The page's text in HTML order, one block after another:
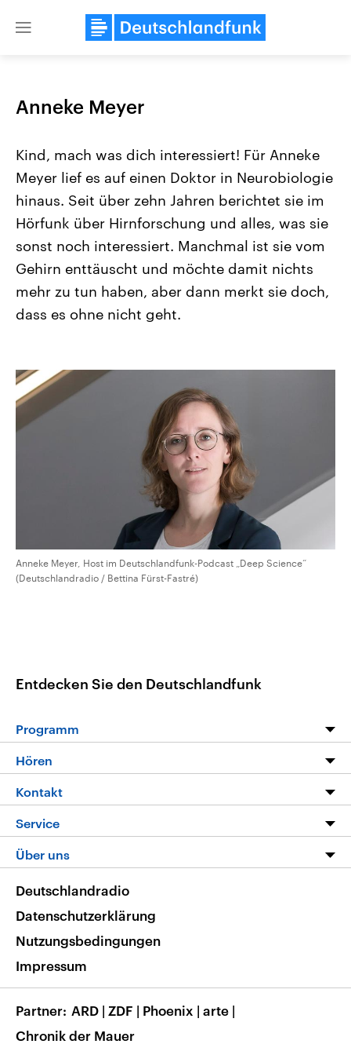
Close
Landtagswahl Sachsen-Anhalt
2026
Alle Informationen
Sachsen-Anhalt wählt am 6.
September 2026 einen neuen
Umfragen, Prognosen,
Wahlprogramme, aktuelle Berichte
und Hintergründe zu den Parteien
und Kandidaten der anstehenden
Wahl.
USA
Aktuelle Beiträge,
Hintergründe
Sendungen Programm Podcasts
Anneke Meyer
Kind, mach was dich interessiert! Für Anneke
Meyer lief es auf einen Doktor in Neurobiologie
hinaus. Seit über zehn Jahren berichtet sie im
Hörfunk über Hirnforschung und alles, was sie
sonst noch interessiert. Manchmal ist sie vom
Gehirn enttäuscht und möchte damit nichts
mehr zu tun haben, aber dann merkt sie doch,
dass es ohne nicht geht.
Anneke Meyer, Host im Deutschlandfunk-Podcast „Deep Science“
(Deutschlandradio / Bettina Fürst-Fastré)
Entdecken Sie den Deutschlandfunk
Programm
Programm
Die Nachrichten
Nachrichtenleicht
Neue Beiträge auf dlf.de
Hören
Livestream
Podcasts
Deutschlandfunk App
Nachrichten App
Frequenzen
Kontakt
Hörerservice
Service
FAQ
Veranstaltungen
Musikliste
RSS
Über uns
Barrierefreiheit
Deutschlandradio
Datenschutzerklärung
Nutzungsbedingungen
Impressum
Partner ARD | ZDF | Phoenix | arte |
Chronik der Mauer